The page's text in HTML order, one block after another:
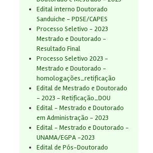
Edital interno Doutorado
Sanduiche - PDSE/CAPES
Processo Seletivo - 2023
Mestrado e Doutorado -
Resultado Final
Processo Seletivo 2023 -
Mestrado e Doutorado -
homologações_retificação
Edital de Mestrado e Doutorado
- 2023 - Retificação_DOU
Edital - Mestrado e Doutorado
em Administração - 2023
Edital - Mestrado e Doutorado -
UNAMA/EGPA -2023
Edital de Pós-Doutorado